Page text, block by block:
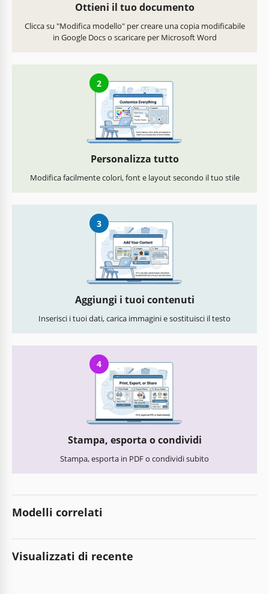
Ottieni il tuo documento
Clicca su "Modifica modello" per creare una copia modificabile
in Google Docs o scaricare per Microsoft Word
2
Personalizza tutto
Modifica facilmente colori, font e layout secondo il tuo stile
3
Aggiungi i tuoi contenuti
Inserisci i tuoi dati, carica immagini e sostituisci il testo
4
Stampa, esporta o condividi
Stampa, esporta in PDF o condividi subito
Modelli correlati
Visualizzati di recente